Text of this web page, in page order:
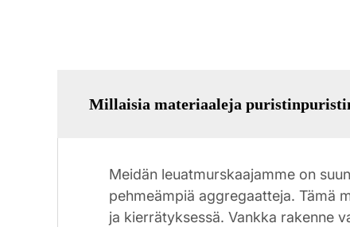
Millaisia materiaaleja
Meidän leuatmurskaajamme on
pehmeämpiä aggregaatteja. Tämä
ja kierrätyksessä. Vankka rakenne